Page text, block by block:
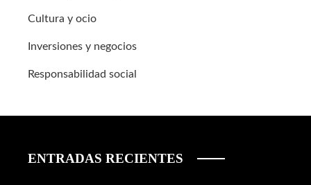
Cultura y ocio
Inversiones y negocios
Responsabilidad social
ENTRADAS RECIENTES